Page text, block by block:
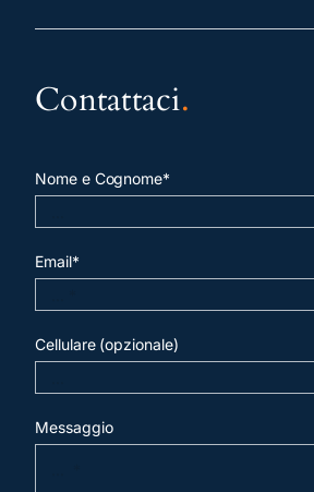
Contattaci.
Nome e Cognome*
Email*
Cellulare (opzionale)
Messaggio